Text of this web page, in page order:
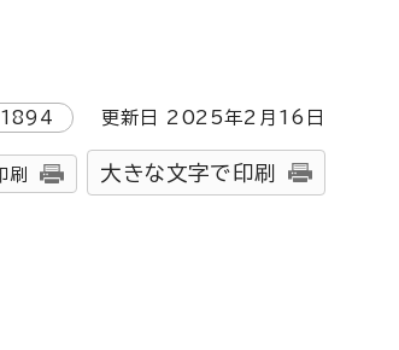
更新日 2025年2月 16 日
刷 大きな文字で印刷